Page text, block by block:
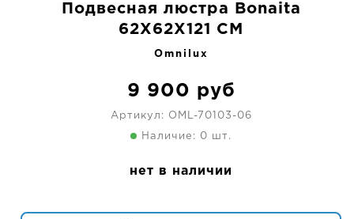
Подвесная люстра Bonaita
62X62X121 CM
Omnilux
9 900 руб
Артикул: OML-70103-06
Наличие: 0 шт.
нет в наличии